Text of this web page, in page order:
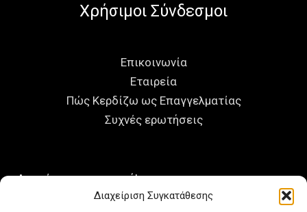
Διαχείριση Συγκατάθεσης
Χρήσιμοι Σύνδεσμοι
Επικοινωνία
Εταιρεία
Πώς Κερδίζω ως Επαγγελματίας
Συχνές ερωτήσεις
Ας μείνουμε σε επαφή!